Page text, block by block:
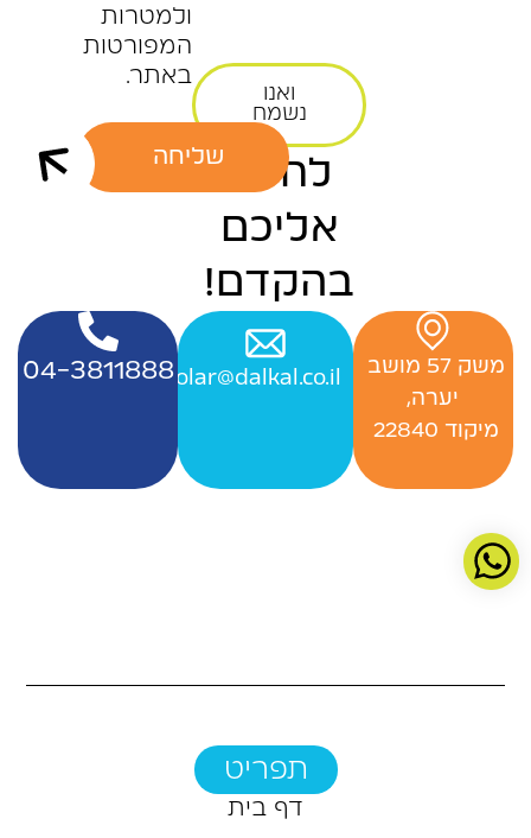
ואנו
נשמח
לחזור
אליכם
בהקדם!
ולמטרות
המפורטות
באתר.
שליחה
‬משק‭ ‬57‭ ‬מושב‭ ‬
יערה,
‬מיקוד 22840 ‭
Officesolar@dalkal.co.il
04-3811888
תפריט
דף בית